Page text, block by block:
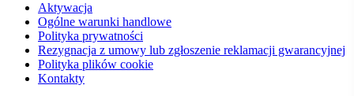
Aktywacja
Ogólne warunki handlowe
Polityka prywatności
Rezygnacja z umowy lub zgłoszenie reklamacji gwarancyjnej
Polityka plików cookie
Kontakty